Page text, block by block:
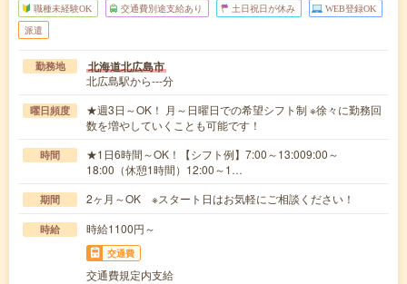
職種未経験OK 交通費別途支給あり 土日祝日が休み WEB登録OK
派遣
勤務地 北海道北広島市
北広島駅から---分
曜日頻度
★週3日～OK！ 月～日曜日での希望シフト制 ※徐々に勤務回
数を増やしていくことも可能です！
時間
★1日6時間～OK！【シフト例】7:00～13:009:00～
18:00（休憩1時間）12:00～1…
期間 2ヶ月～OK ※スタート日はお気軽にご相談ください！
時給 時給1100円～
交通費
交通費規定内支給